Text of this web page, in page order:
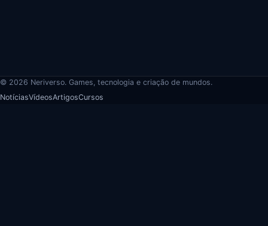
© 2026 Neriverso. Games, tecnologia e criação de mundos.
NotíciasVídeosArtigosCursos